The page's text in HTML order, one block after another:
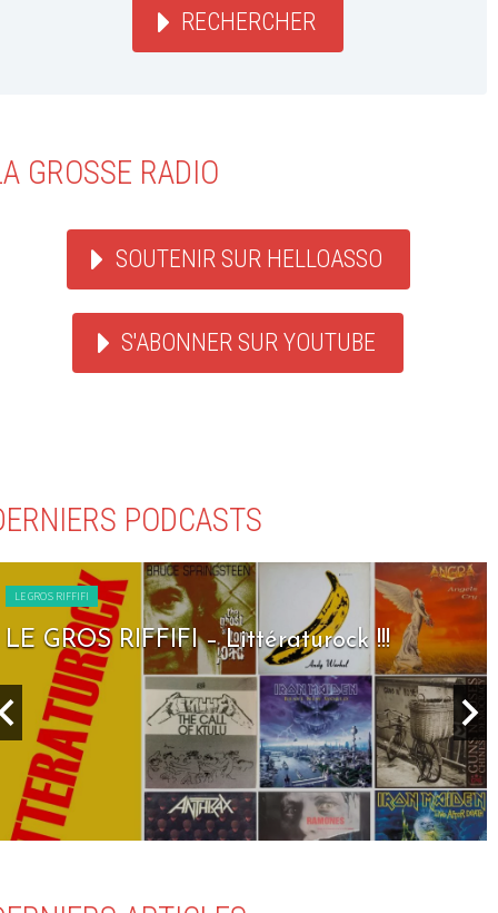
RECHERCHER
GROSSE RADIO
SOUTENIR SUR HELLOASSO
S'ABONNER SUR YOUTUBE
PODCASTS
LE GROS RIFFIFI
LE GROS RIFFIFI – Seven Days To Rock !!!